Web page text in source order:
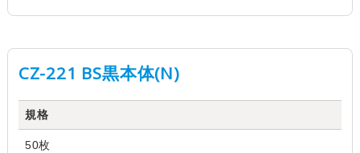
CZ-221 BS黒本体(N)
規格
50枚